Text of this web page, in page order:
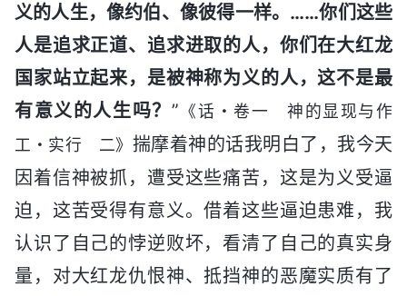
义的人生，像约伯、像彼得一样。……你们这些
人是追求正道、追求进取的人，你们在大红龙
国家站立起来，是被神称为义的人，这不是最
有意义的人生吗？ ” 《话・卷一 神的显现与作
工・实行 二》 揣摩着神的话我明白了，我今天
因着信神被抓，遭受这些痛苦，这是为义受逼
迫，这苦受得有意义。借着这些逼迫患难，我
认识了自己的悖逆败坏，看清了自己的真实身
量，对大红龙仇恨神、抵挡神的恶魔实质有了